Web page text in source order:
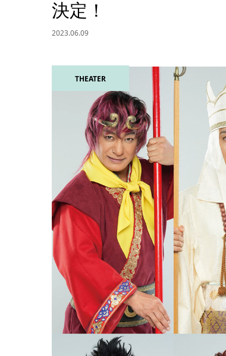
決定！
2023.06.09
THEATER